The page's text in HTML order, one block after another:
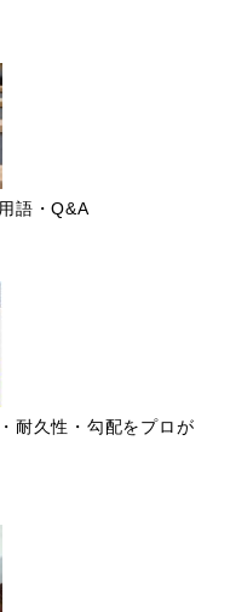
語・Q&A
耐久性・勾配をプロが